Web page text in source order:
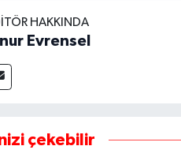
HAKKINDA
Evrensel
çekebilir